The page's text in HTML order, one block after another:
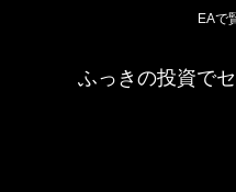
EAで
ふっきの投資で